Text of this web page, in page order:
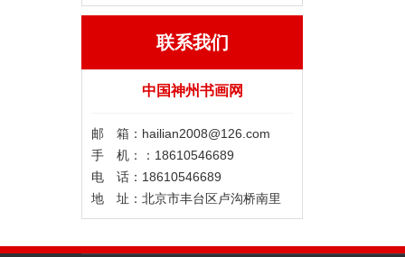
联系我们
中国神州书画网
邮 箱：hailian2008@126.com
手 机：：18610546689
电 话：18610546689
地 址：北京市丰台区卢沟桥南里